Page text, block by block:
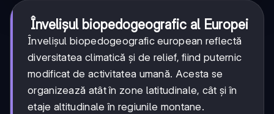
Învelișul biopedogeografic al Europei
Învelișul biopedogeografic european reflectă
diversitatea climatică și de relief, fiind puternic
modificat de activitatea umană. Acesta se
organizează atât în zone latitudinale, cât și în
etaje altitudinale în regiunile montane.